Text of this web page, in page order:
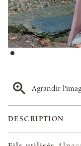
Agrandir
DESCRIPTION